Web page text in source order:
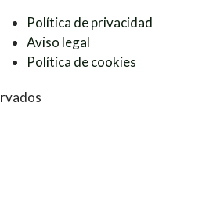
Política de privacidad
Aviso legal
Política de cookies